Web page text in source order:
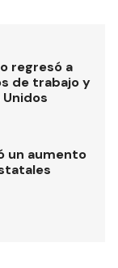
regresó a
de trabajo y
un aumento